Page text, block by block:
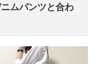
ムパンツと合わ